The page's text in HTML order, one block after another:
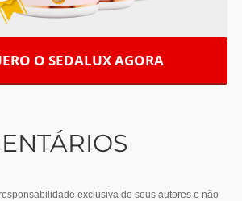
O SEDALUX AGORA
exclusiva de seus autores e não